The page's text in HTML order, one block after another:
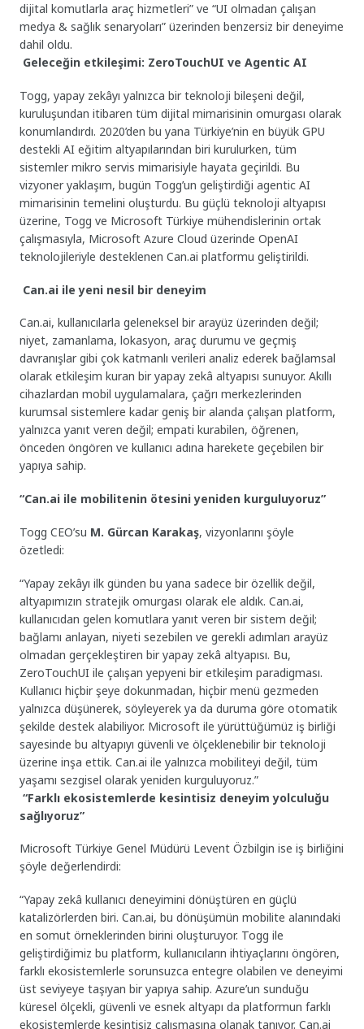
dijital komutlarla araç hizmetleri” ve “UI olmadan çalışan
medya & sağlık senaryoları” üzerinden benzersiz bir deneyime
dahil oldu.
Geleceğin etkileşimi: ZeroTouchUI ve Agentic AI
Togg, yapay zekâyı yalnızca bir teknoloji bileşeni değil,
kuruluşundan itibaren tüm dijital mimarisinin omurgası olarak
konumlandırdı. 2020’den bu yana Türkiye’nin en büyük GPU
destekli AI eğitim altyapılarından biri kurulurken, tüm
sistemler mikro servis mimarisiyle hayata geçirildi. Bu
vizyoner yaklaşım, bugün Togg’un geliştirdiği agentic AI
mimarisinin temelini oluşturdu. Bu güçlü teknoloji altyapısı
üzerine, Togg ve Microsoft Türkiye mühendislerinin ortak
çalışmasıyla, Microsoft Azure Cloud üzerinde OpenAI
teknolojileriyle desteklenen Can.ai platformu geliştirildi.
Can.ai ile yeni nesil bir deneyim
Can.ai, kullanıcılarla geleneksel bir arayüz üzerinden değil;
niyet, zamanlama, lokasyon, araç durumu ve geçmiş
davranışlar gibi çok katmanlı verileri analiz ederek bağlamsal
olarak etkileşim kuran bir yapay zekâ altyapısı sunuyor. Akıllı
cihazlardan mobil uygulamalara, çağrı merkezlerinden
kurumsal sistemlere kadar geniş bir alanda çalışan platform,
yalnızca yanıt veren değil; empati kurabilen, öğrenen,
önceden öngören ve kullanıcı adına harekete geçebilen bir
yapıya sahip.
“Can.ai ile mobilitenin ötesini yeniden kurguluyoruz”
Togg CEO’su M. Gürcan Karakaş, vizyonlarını şöyle
özetledi:
“Yapay zekâyı ilk günden bu yana sadece bir özellik değil,
altyapımızın stratejik omurgası olarak ele aldık. Can.ai,
kullanıcıdan gelen komutlara yanıt veren bir sistem değil;
bağlamı anlayan, niyeti sezebilen ve gerekli adımları arayüz
olmadan gerçekleştiren bir yapay zekâ altyapısı. Bu,
ZeroTouchUI ile çalışan yepyeni bir etkileşim paradigması.
Kullanıcı hiçbir şeye dokunmadan, hiçbir menü gezmeden
yalnızca düşünerek, söyleyerek ya da duruma göre otomatik
şekilde destek alabiliyor. Microsoft ile yürüttüğümüz iş birliği
sayesinde bu altyapıyı güvenli ve ölçeklenebilir bir teknoloji
üzerine inşa ettik. Can.ai ile yalnızca mobiliteyi değil, tüm
yaşamı sezgisel olarak yeniden kurguluyoruz.”
“Farklı ekosistemlerde kesintisiz deneyim yolculuğu
sağlıyoruz”
Microsoft Türkiye Genel Müdürü Levent Özbilgin ise iş birliğini
şöyle değerlendirdi:
“Yapay zekâ kullanıcı deneyimini dönüştüren en güçlü
katalizörlerden biri. Can.ai, bu dönüşümün mobilite alanındaki
en somut örneklerinden birini oluşturuyor. Togg ile
geliştirdiğimiz bu platform, kullanıcıların ihtiyaçlarını öngören,
farklı ekosistemlerle sorunsuzca entegre olabilen ve deneyimi
üst seviyeye taşıyan bir yapıya sahip. Azure’un sunduğu
küresel ölçekli, güvenli ve esnek altyapı da platformun farklı
ekosistemlerde kesintisiz çalışmasına olanak tanıyor. Can.ai